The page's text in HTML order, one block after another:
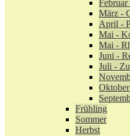
März -
April -
Mai -
Mai -
Juni -
Juli -
Frühling
Sommer
Herbst